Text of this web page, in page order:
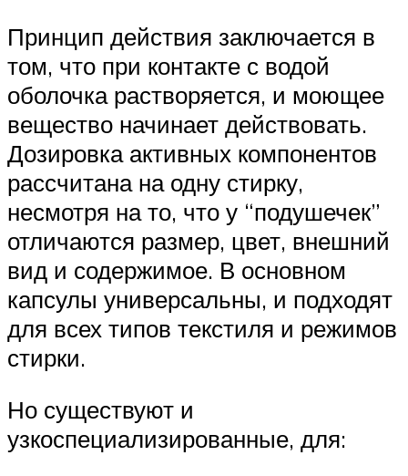
Принцип действия заключается в
том, что при контакте с водой
оболочка растворяется, и моющее
вещество начинает действовать.
Дозировка активных компонентов
рассчитана на одну стирку,
несмотря на то, что у “подушечек”
отличаются размер, цвет, внешний
вид и содержимое. В основном
капсулы универсальны, и подходят
для всех типов текстиля и режимов
стирки.
Но существуют и
узкоспециализированные, для: